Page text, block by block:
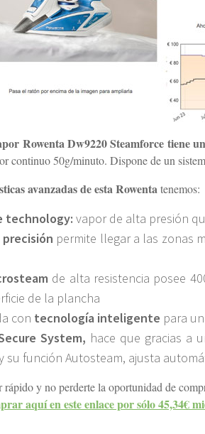
Rowenta Dw9220 Steamforce tiene
continuo 50g/minuto. Dispone de un
avanzadas de esta Rowentatenemos:
technology: vapor de alta presión
permite llegar a las zonas
de alta resistencia posee
de la plancha
con tecnología inteligente para
System, hace que gracias a
su función Autosteam, ajusta
rápido y no perderte la oportunidad de
aquí en este enlace por sólo 45,34€